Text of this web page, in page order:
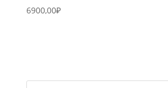
6900,00₽